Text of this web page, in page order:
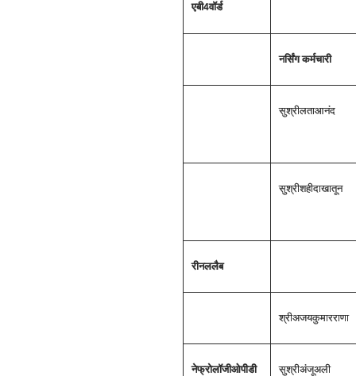
एबी4वॉर्ड
नर्सिंग कर्मचारी
सुश्रीलताआनंद
सुश्रीशहीदाखातून
रीनललैब
श्रीअजयकुमारराणा
नेफ्रोलॉजीओपीडी सुश्रीअंजूअली